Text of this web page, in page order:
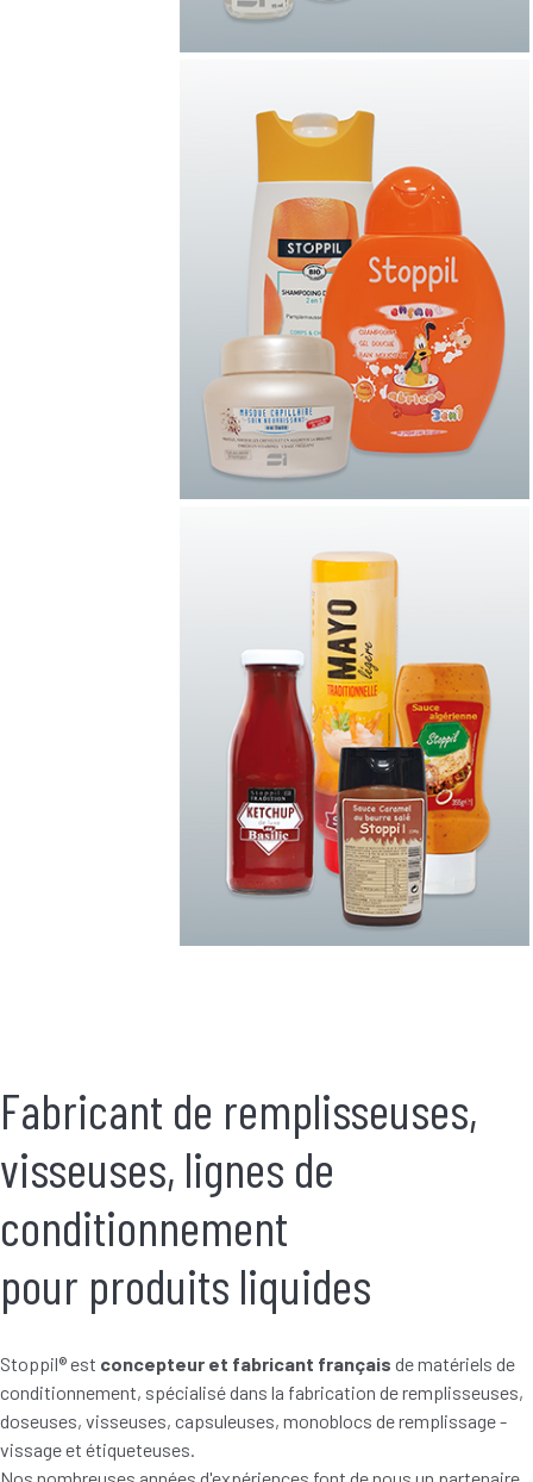
Fabricant de remplisseuses,
visseuses, lignes de
conditionnement
pour produits liquides
Stoppil® est concepteur et fabricant français de matériels de
conditionnement, spécialisé dans la fabrication de remplisseuses,
doseuses, visseuses, capsuleuses, monoblocs de remplissage -
vissage et étiqueteuses.